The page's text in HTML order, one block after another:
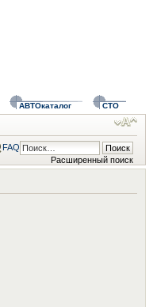
АВТОкаталог СТО
Расширенный поиск
FAQ